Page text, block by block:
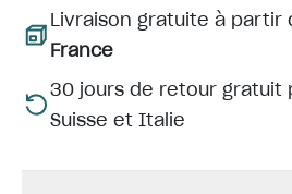
Livraison gratuite à partir
France
30 jours de retour gratuit
Suisse et Italie